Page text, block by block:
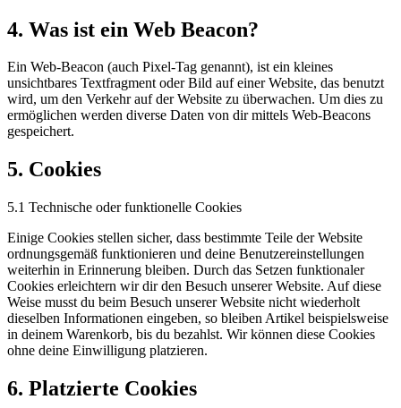
4. Was ist ein Web Beacon?
Ein Web-Beacon (auch Pixel-Tag genannt), ist ein kleines
unsichtbares Textfragment oder Bild auf einer Website, das benutzt
wird, um den Verkehr auf der Website zu überwachen. Um dies zu
ermöglichen werden diverse Daten von dir mittels Web-Beacons
gespeichert.
5. Cookies
5.1 Technische oder funktionelle Cookies
Einige Cookies stellen sicher, dass bestimmte Teile der Website
ordnungsgemäß funktionieren und deine Benutzereinstellungen
weiterhin in Erinnerung bleiben. Durch das Setzen funktionaler
Cookies erleichtern wir dir den Besuch unserer Website. Auf diese
Weise musst du beim Besuch unserer Website nicht wiederholt
dieselben Informationen eingeben, so bleiben Artikel beispielsweise
in deinem Warenkorb, bis du bezahlst. Wir können diese Cookies
ohne deine Einwilligung platzieren.
6. Platzierte Cookies